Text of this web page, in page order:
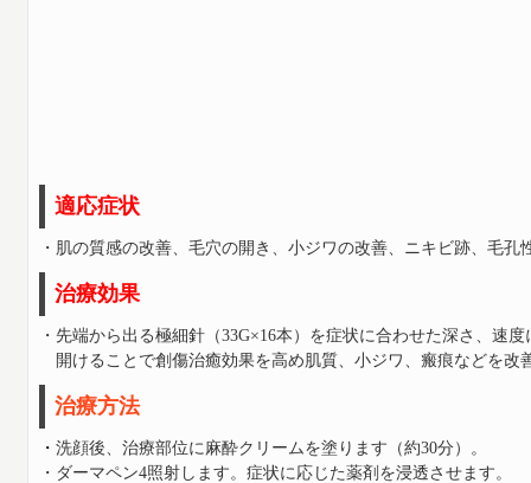
適応症状
・肌の質感の改善、毛穴の開き、小ジワの改善、ニキビ跡、毛孔
治療効果
・先端から出る極細針（33G×16本）を症状に合わせた深さ、速
開けることで創傷治癒効果を高め肌質、小ジワ、瘢痕などを改
治療方法
・ 洗顔後、治療部位に麻酔クリームを塗ります（約30分）。
・ダーマペン4照射します。症状に応じた薬剤を浸透させます。